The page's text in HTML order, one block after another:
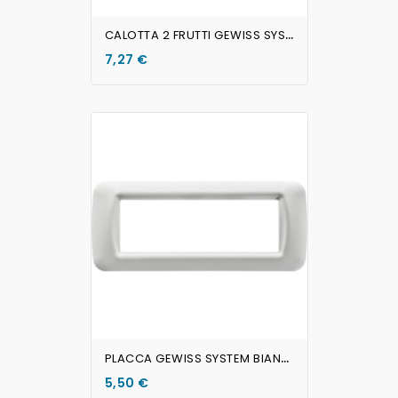
C
ALOTTA 2 FRUTTI GEWISS SYSTEM Stagna
7,27 €
P
LACCA GEWISS SYSTEM BIANCA 6 POSTI
5,50 €